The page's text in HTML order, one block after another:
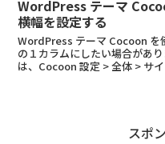
WordPress テーマ
横幅を設定する
WordPress テーマ Cocoon を
の１カラムにしたい場合があ
は、Cocoon 設定 > 全体 > サ
スポ